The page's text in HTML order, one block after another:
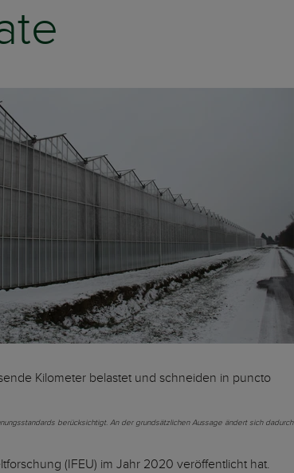
Kilometer belastet und schneiden in puncto
berücksichtigt. An der grundsätzlichen Aussage ändert sich dadurch
(IFEU) im Jahr 2020 veröffentlicht hat.